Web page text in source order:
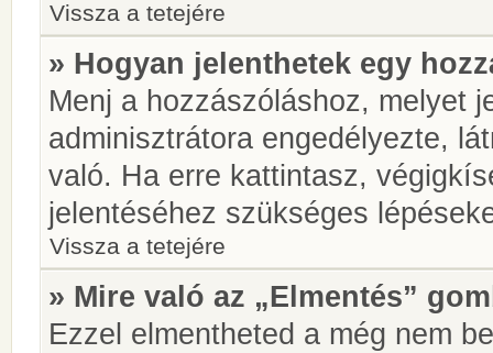
Vissza a tetejére
» Hogyan jelenthetek egy
Menj a hozzászóláshoz, melyet
adminisztrátora engedélyezte,
való. Ha erre kattintasz,
jelentéséhez szükséges
Vissza a tetejére
» Mire való az „Elmentés”
Ezzel elmentheted a még nem